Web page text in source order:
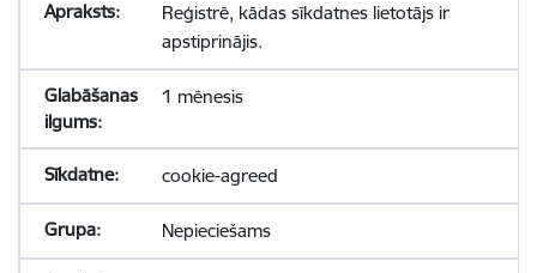
Reģistrē, kādas sīkdatnes lietotājs ir
apstiprinājis.
1 mēnesis
cookie-agreed
Nepieciešams